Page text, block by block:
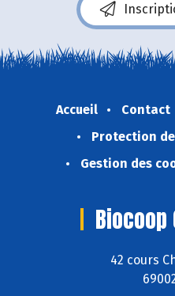
Accueil Contact
Protection
Gestion des
Biocoop
42 cours